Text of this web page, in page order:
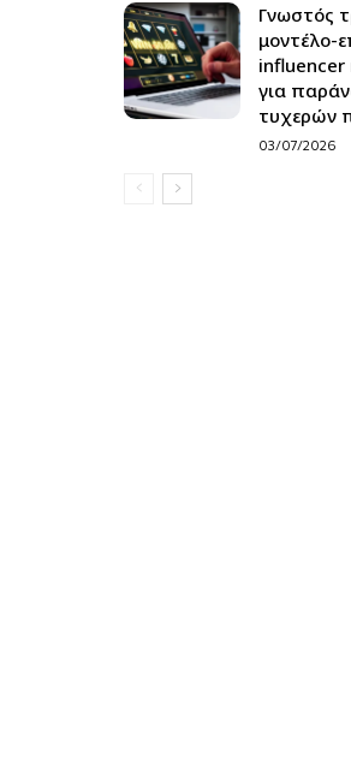
Γνωστός
μοντέλο-
influencer
για
τυχερών
03/07/2026